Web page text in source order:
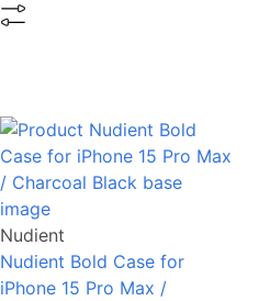
Nudient
Nudient Bold Case for
iPhone 15 Pro Max /